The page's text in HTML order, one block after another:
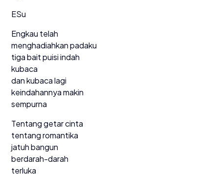
ESu
Engkau telah
menghadiahkan padaku
tiga bait puisi indah
kubaca
dan kubaca lagi
keindahannya makin
sempurna
Tentang getar cinta
tentang romantika
jatuh bangun
berdarah-darah
terluka